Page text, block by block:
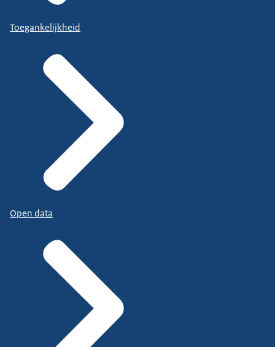
Toegankelijkheid
Open data